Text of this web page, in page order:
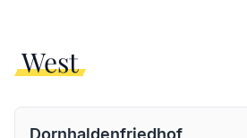
West
Dornhaldenfriedhof